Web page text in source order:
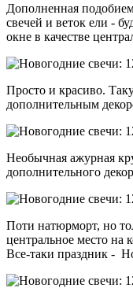
Дополненная
свечей и веток ели -
окне в качестве
Просто и красиво.
дополнительным
Необычная ажурная
дополнительного
Поти натюрморт, но
центральное место на
Все-таки праздник -